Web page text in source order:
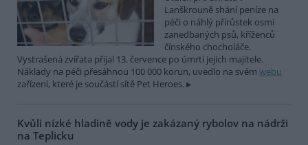
Lanškrouně shání peníze na
péči o náhlý přírůstek osmi
zanedbaných psů, kříženců
čínského chocholáče.
Vystrašená zvířata přijal 13. července po úmrtí jejich majitele.
Náklady na péči přesáhnou 100 000 korun, uvedlo na svém webu
zařízení, které je součástí sítě Pet Heroes.
Kvůli nízké hladině vody je zakázaný rybolov na nádrži
na Teplicku